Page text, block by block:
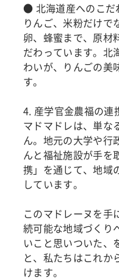
● 北海道産へのこだ
りんご、米粉だけで
卵、蜂蜜まで、原材
だわっています。北
わいが、りんごの美
す。
4. 産学官金農福の連
マドマドレは、単な
ん。地元の大学や行
んと福祉施設が手を
携」を通じて、地域
しています。
このマドレーヌを手
続可能な地域づくり
いこと思いついた、
と、私たちはこれか
けます。